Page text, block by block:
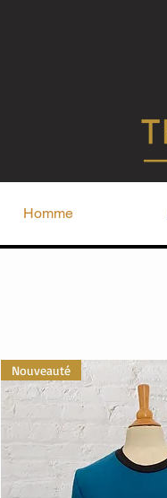
Nouveauté
Homme